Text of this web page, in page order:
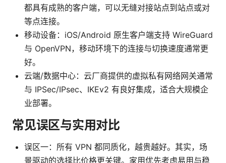
都具有成熟的客户端，可以无缝对接站点到站点或对
等点连接。
移动设备：iOS/Android 原生客户端支持 WireGuard
与 OpenVPN，移动环境下的连接与切换速度通常更
好。
云端/数据中心：云厂商提供的虚拟私有网络网关通常
与 IPSec/IPsec、IKEv2 有良好集成，适合大规模企
业部署。
常见误区与实用对比
误区一：所有 VPN 都同质化，越贵越好。其实，场
景驱动的选择比价格更关键。家用优先考虑易用与稳